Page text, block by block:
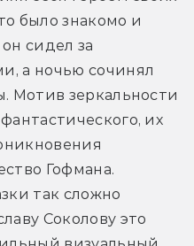
было знакомо и
сидел за
а ночью сочинял
Мотив зеркальности
их
Гофмана.
так сложно
Соколову это